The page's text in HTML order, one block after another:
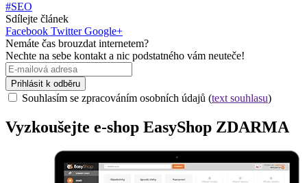
#SEO
Sdílejte článek
Facebook Twitter Google+
Nemáte čas brouzdat internetem?
Nechte na sebe kontakt a nic podstatného vám neuteče!
Prihlásit k odběru
Souhlasím se zpracováním osobních údajů (text souhlasu)
Vyzkoušejte e-shop EasyShop ZDARMA